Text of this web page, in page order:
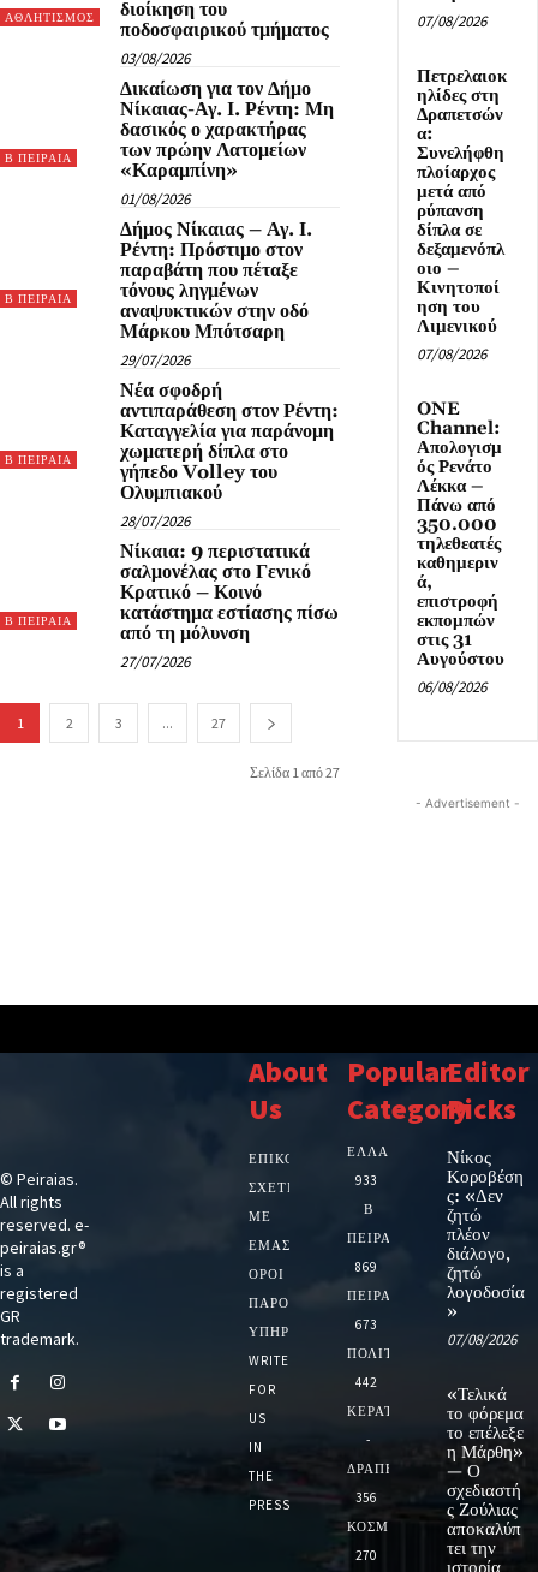
ΑΘΛΗΤΙΣΜΟΣ
διοίκηση του
ποδοσφαιρικού τμήματος
03/08/2026
Β ΠΕΙΡΑΙΑ
Δικαίωση για τον Δήμο
Νίκαιας-Αγ. Ι. Ρέντη: Μη
δασικός ο χαρακτήρας
των πρώην Λατομείων
«Καραμπίνη»
01/08/2026
Β ΠΕΙΡΑΙΑ
Δήμος Νίκαιας – Αγ. Ι.
Ρέντη: Πρόστιμο στον
παραβάτη που πέταξε
τόνους ληγμένων
αναψυκτικών στην οδό
Μάρκου Μπότσαρη
29/07/2026
Β ΠΕΙΡΑΙΑ
Νέα σφοδρή
αντιπαράθεση στον Ρέντη:
Καταγγελία για παράνομη
χωματερή δίπλα στο
γήπεδο Volley του
Ολυμπιακού
28/07/2026
Β ΠΕΙΡΑΙΑ
Νίκαια: 9 περιστατικά
σαλμονέλας στο Γενικό
Κρατικό – Κοινό
κατάστημα εστίασης πίσω
από τη μόλυνση
27/07/2026
1 2 3 ... 27
Σελίδα 1 από 27
07/08/2026
Πετρελαιοκ
ηλίδες στη
Δραπετσών
α:
Συνελήφθη
πλοίαρχος
μετά από
ρύπανση
δίπλα σε
δεξαμενόπλ
οιο –
Κινητοποί
ηση του
Λιμενικού
07/08/2026
ONE
Channel:
Απολογισμ
ός Ρενάτο
Λέκκα –
Πάνω από
350.000
τηλεθεατές
καθημεριν
ά,
επιστροφή
εκπομπών
στις 31
Αυγούστου
06/08/2026
- Advertisement -
© Peiraias.
All rights
reserved. e-
peiraias.gr®
is a
registered
GR
trademark.
About
Us
ΕΠΙΚΟΙΝΩΝΙΑ
ΣΧΕΤΙΚΆ
ΜΕ
ΕΜΆΣ
ΌΡΟΙ
ΠΑΡΟΧΉΣ
ΥΠΗΡΕΣΙΏΝ
WRITE
FOR
US
IN
THE
PRESS
Popular
Category
ΕΛΛΑΔΑ
933
Β
ΠΕΙΡΑΙΑ
869
ΠΕΙΡΑΙΑΣ
673
ΠΟΛΙΤΙΚΗ
442
ΚΕΡΑΤΣΙΝΙ
-
ΔΡΑΠΕΤΣΩΝΑ
356
ΚΟΣΜΟΣ
270
Editor
Picks
Νίκος
Κοροβέση
ς: «Δεν
ζητώ
πλέον
διάλογο,
ζητώ
λογοδοσία
»
07/08/2026
«Τελικά
το φόρεμα
το επέλεξε
η Μάρθη»
— Ο
σχεδιαστή
ς Ζούλιας
αποκαλύπ
τει την